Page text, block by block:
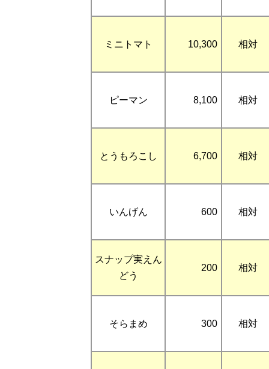
ミニトマト 10,300 相対
ピーマン 8,100 相対
とうもろこし 6,700 相対
いんげん 600 相対
スナップ実えん
どう
200 相対
そらまめ 300 相対